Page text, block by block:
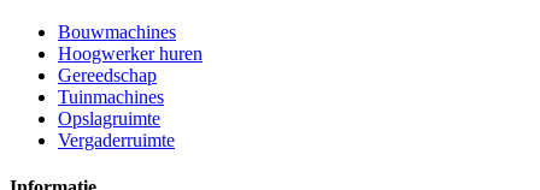
Bouwmachines
Hoogwerker huren
Gereedschap
Tuinmachines
Opslagruimte
Vergaderruimte